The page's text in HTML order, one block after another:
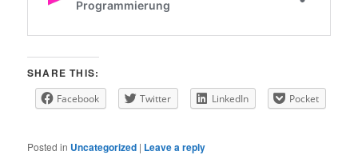
SHARE THIS:
Facebook Twitter LinkedIn Pocket
Posted in Uncategorized | Leave a reply